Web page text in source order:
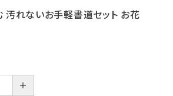
汚れないお手軽書道セット お花
＋